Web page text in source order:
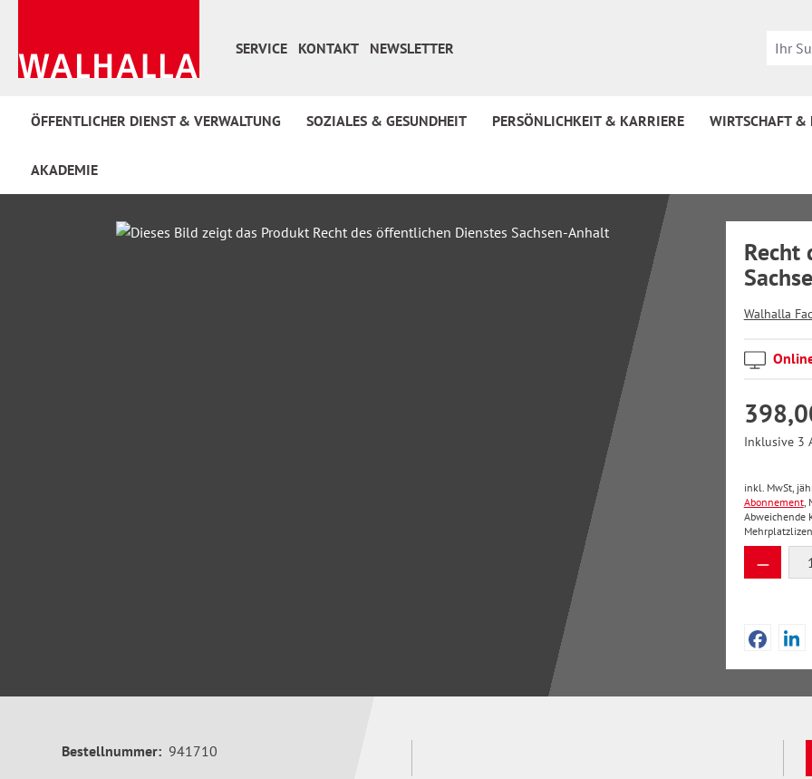
SERVICE
KONTAKT NEWSLETTER
ÖFFENTLICHER DIENST & VERWALTUNG SOZIALES & GESUNDHEIT PERSÖNLICHKEIT & KARRIERE WIRTSCHAFT
AKADEMIE
Bildergalerie überspringen
Recht
Walhalla
Inklusive 3
inkl. MwSt,
Abonnement,
Abweichende
Bestellnummer: 941710